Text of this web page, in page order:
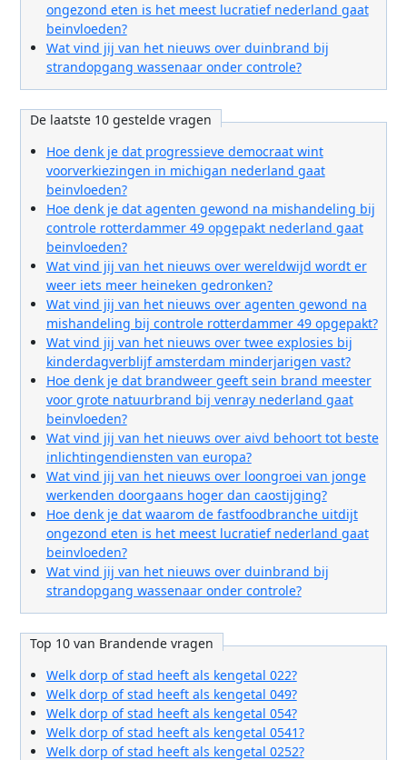
ongezond eten is het meest lucratief nederland gaat
beinvloeden?
Wat vind jij van het nieuws over duinbrand bij
strandopgang wassenaar onder controle?
De laatste 10 gestelde vragen
Hoe denk je dat progressieve democraat wint
voorverkiezingen in michigan nederland gaat
beinvloeden?
Hoe denk je dat agenten gewond na mishandeling bij
controle rotterdammer 49 opgepakt nederland gaat
beinvloeden?
Wat vind jij van het nieuws over wereldwijd wordt er
weer iets meer heineken gedronken?
Wat vind jij van het nieuws over agenten gewond na
mishandeling bij controle rotterdammer 49 opgepakt?
Wat vind jij van het nieuws over twee explosies bij
kinderdagverblijf amsterdam minderjarigen vast?
Hoe denk je dat brandweer geeft sein brand meester
voor grote natuurbrand bij venray nederland gaat
beinvloeden?
Wat vind jij van het nieuws over aivd behoort tot beste
inlichtingendiensten van europa?
Wat vind jij van het nieuws over loongroei van jonge
werkenden doorgaans hoger dan caostijging?
Hoe denk je dat waarom de fastfoodbranche uitdijt
ongezond eten is het meest lucratief nederland gaat
beinvloeden?
Wat vind jij van het nieuws over duinbrand bij
strandopgang wassenaar onder controle?
Top 10 van Brandende vragen
Welk dorp of stad heeft als kengetal 022?
Welk dorp of stad heeft als kengetal 049?
Welk dorp of stad heeft als kengetal 054?
Welk dorp of stad heeft als kengetal 0541?
Welk dorp of stad heeft als kengetal 0252?